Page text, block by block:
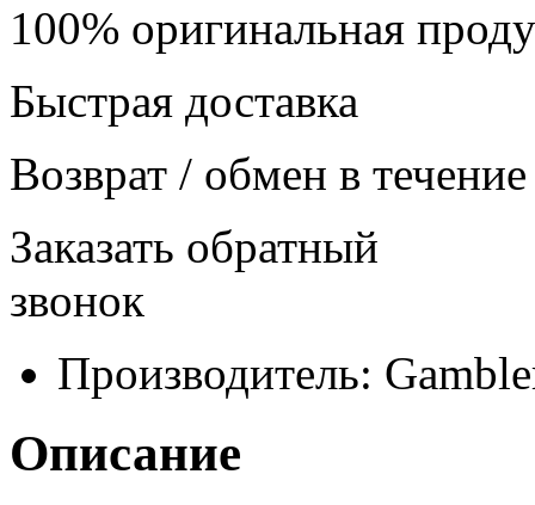
100% оригинальная
Быстрая доставка
Возврат / обмен в
Заказать обратный
звонок
Производитель:
Описание